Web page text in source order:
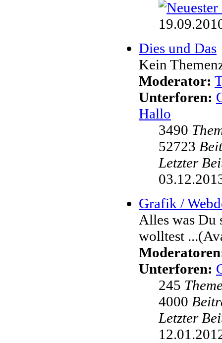
Dies und Das
Kein
Moderator:
Unterforen:
Hallo
3490
52723
Letzter
Grafik /
Alles was Du
wolltest
Unterforen:
245
4000
Letzter